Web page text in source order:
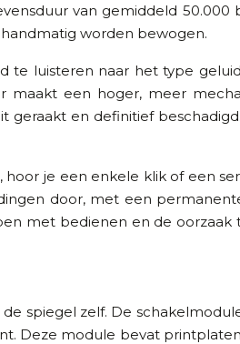
van gemiddeld
worden bewogen.
luisteren naar het type
een hoger, meer
geraakt en definitief
je een enkele klik of een
door, met een
met bedienen en de
spiegel zelf. De
Deze module bevat